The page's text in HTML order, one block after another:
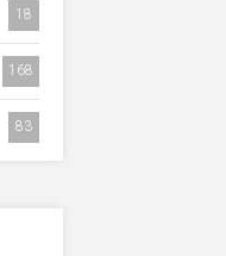
18
168
83